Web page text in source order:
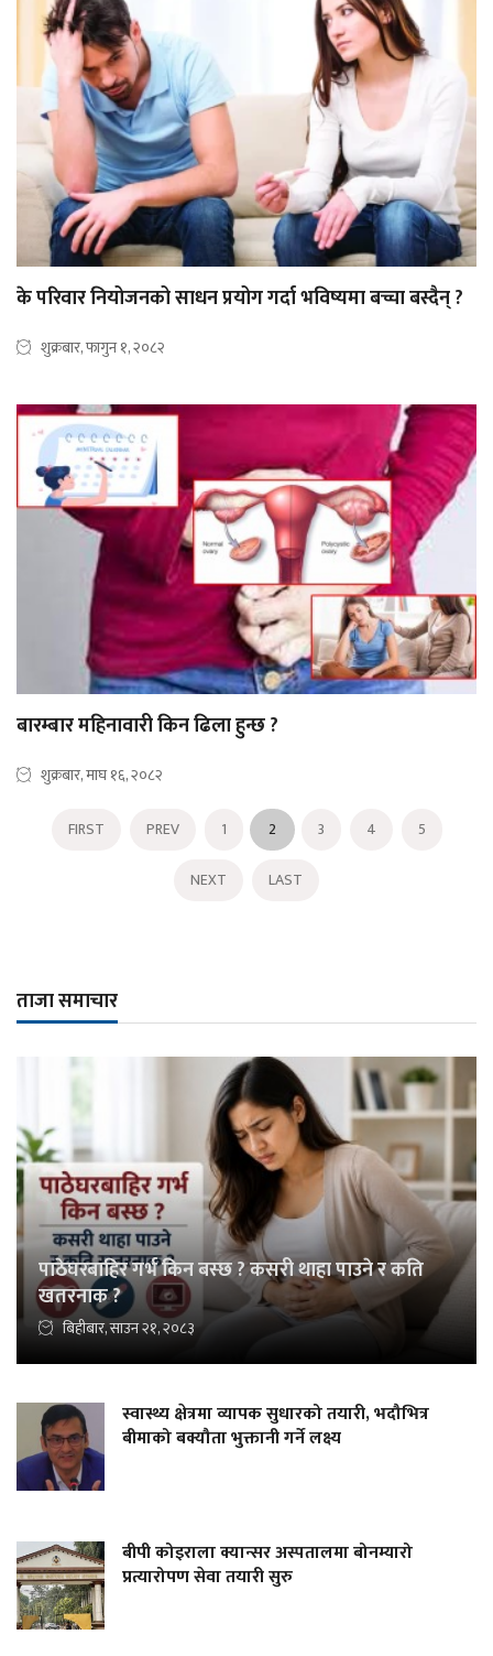
के परिवार नियोजनको साधन प्रयोग गर्दा भविष्यमा बच्चा बस्दैन् ?
शुक्रबार, फागुन १, २०८२
बारम्बार महिनावारी किन ढिला हुन्छ ?
शुक्रबार, माघ १६, २०८२
FIRST PREV 1 2 3 4
5
NEXT
LAST
ताजा समाचार
पाठेघरबाहिर गर्भ किन बस्छ ? कसरी थाहा पाउने र कति
खतरनाक ?
बिहीबार, साउन २१, २०८३
स्वास्थ्य क्षेत्रमा व्यापक सुधारको तयारी, भदौभित्र
बीमाको बक्यौता भुक्तानी गर्ने लक्ष्य
बीपी कोइराला क्यान्सर अस्पतालमा बोनम्यारो
प्रत्यारोपण सेवा तयारी सुरु